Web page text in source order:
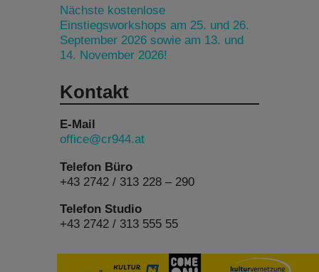
Nächste kostenlose
Einstiegsworkshops am 25. und 26.
September 2026 sowie am 13. und
14. November 2026!
Kontakt
E-Mail
office@cr944.at
Telefon Büro
+43 2742 / 313 228 – 290
Telefon Studio
+43 2742 / 313 555 55